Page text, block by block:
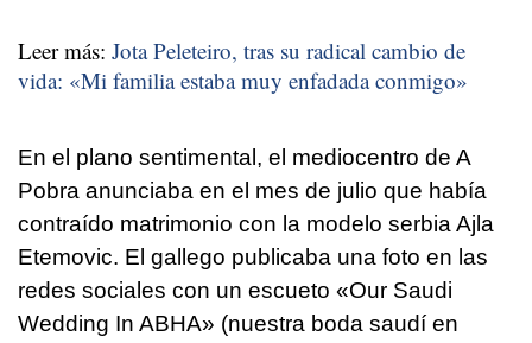
Leer más: Jota Peleteiro, tras su radical cambio de
vida: «Mi familia estaba muy enfadada conmigo»
En el plano sentimental, el mediocentro de A
Pobra anunciaba en el mes de julio que había
contraído matrimonio con la modelo serbia Ajla
Etemovic. El gallego publicaba una foto en las
redes sociales con un escueto «Our Saudi
Wedding In ABHA» (nuestra boda saudí en